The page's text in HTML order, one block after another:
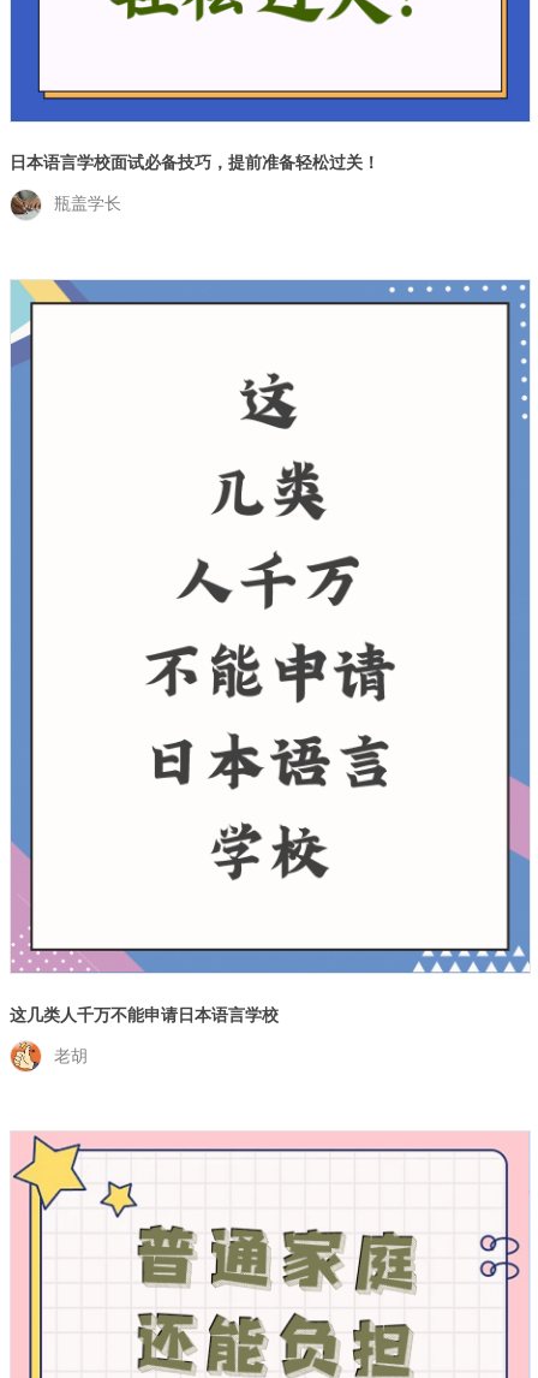
日本语言学校面试必备技巧，提前准备轻松过关！
瓶盖学长
这几类人千万不能申请日本语言学校
老胡